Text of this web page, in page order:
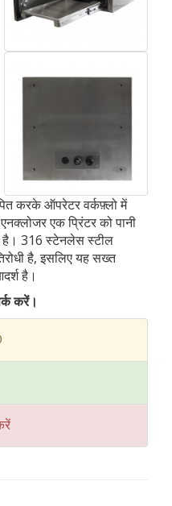
करके ऑपरेटर वर्कफ़्लो में
एक प्रिंटर को पानी
है। 316 स्टेनलेस स्टील
है, इसलिए यह सख्त
है।
करें।